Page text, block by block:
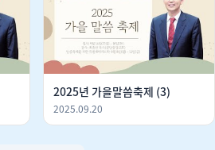
2025년 가을말씀축제 (3)
2025.09.20